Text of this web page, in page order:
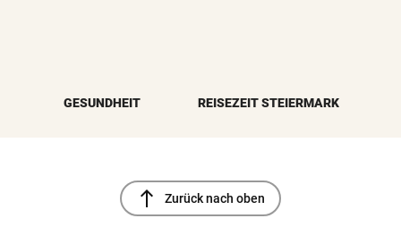
GESUNDHEIT REISEZEIT STEIERMARK
north Zurück nach oben